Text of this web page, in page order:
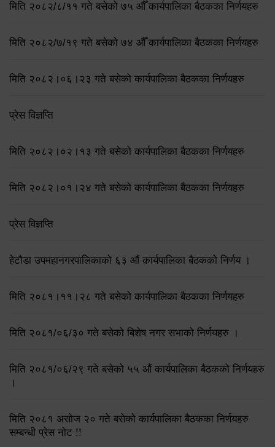
मिति २०८२/८/११ गते बसेको ७५ औँ कार्यपालिका बैठकका निर्णयहरु
मिति २०८२/७/१९ गते बसेको ७४ औँ कार्यपालिका बैठकका निर्णयहरु
मिति २०८२।०६।२३ गते बसेको कार्यपालिका बैठकका निर्णयहरु
प्रेस विज्ञप्ति
मिति २०८२।०२।१३ गते बसेको कार्यपालिका बैठकका निर्णयहरु
मिति २०८२।०१।२४ गते बसेको कार्यपालिका बैठकका निर्णयहरु
प्रेस विज्ञप्ति
हेटौडा उपमहानगरपालिकाको ६३ औं कार्यपालिका बैठकको निर्णय ।
मिति २०८१।११।२८ गते बसेको कार्यपालिका बैठकका निर्णयहरु
मिति २०८१/०६/३० गते बसेको बिशेष नगर सभाको निर्णयहरु ।
मिति २०८१/०६/२९ गते बसेको ५५ औं कार्यपालिका बैठकको निर्णयहरु
।
मिति २०८१ असोज २० गते बसेको कार्यपालिका बैठकका निर्णयहरु
सम्बन्धी प्रेस नोट !!